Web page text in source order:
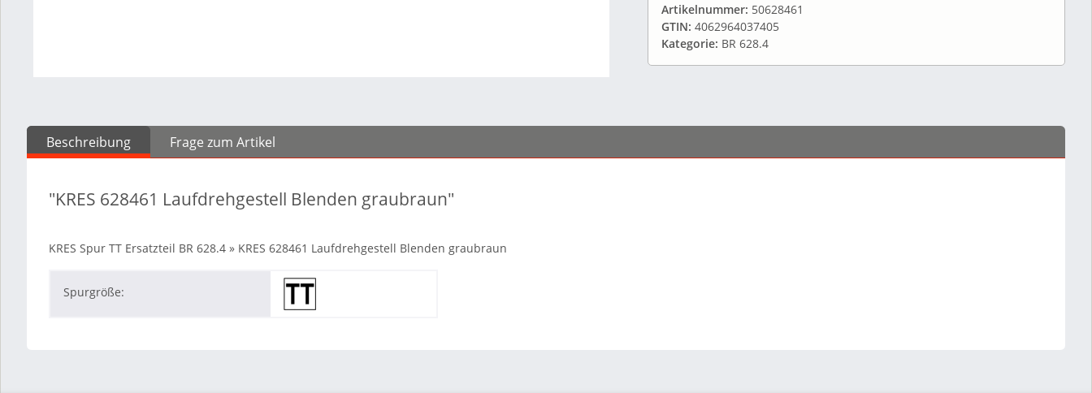
Artikelnummer: 50628461
GTIN: 4062964037405
Kategorie: BR 628.4
Beschreibung Frage zum Artikel
"KRES 628461 Laufdrehgestell Blenden graubraun"
KRES Spur TT Ersatzteil BR 628.4 » KRES 628461 Laufdrehgestell Blenden graubraun
Spurgröße: